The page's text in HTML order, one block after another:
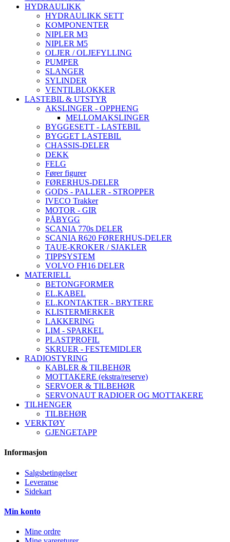
HYDRAULIKK
HYDRAULIKK SETT
KOMPONENTER
NIPLER M3
NIPLER M5
OLJER / OLJEFYLLING
PUMPER
SLANGER
SYLINDER
VENTILBLOKKER
LASTEBIL & UTSTYR
AKSLINGER - OPPHENG
MELLOMAKSLINGER
BYGGESETT - LASTEBIL
BYGGET LASTEBIL
CHASSIS-DELER
DEKK
FELG
Fører figurer
FØRERHUS-DELER
GODS - PALLER - STROPPER
IVECO Trakker
MOTOR - GIR
PÅBYGG
SCANIA 770s DELER
SCANIA R620 FØRERHUS-DELER
TAUE-KROKER / SJAKLER
TIPPSYSTEM
VOLVO FH16 DELER
MATERIELL
BETONGFORMER
EL.KABEL
EL.KONTAKTER - BRYTERE
KLISTERMERKER
LAKKERING
LIM - SPARKEL
PLASTPROFIL
SKRUER - FESTEMIDLER
RADIOSTYRING
KABLER & TILBEHØR
MOTTAKERE (ekstra/reserve)
SERVOER & TILBEHØR
SERVONAUT RADIOER OG MOTTAKERE
TILHENGER
TILBEHØR
VERKTØY
GJENGETAPP
Informasjon
Salgsbetingelser
Leveranse
Sidekart
Min konto
Mine ordre